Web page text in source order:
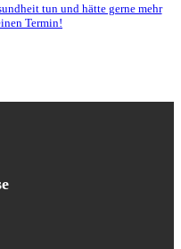
tun und hätte gerne mehr
Termin!